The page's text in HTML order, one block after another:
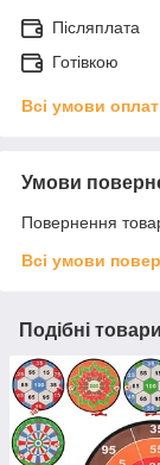
Післяплата
Готівкою
Всі умови
Умови
Повернення
Всі умови
Подібні